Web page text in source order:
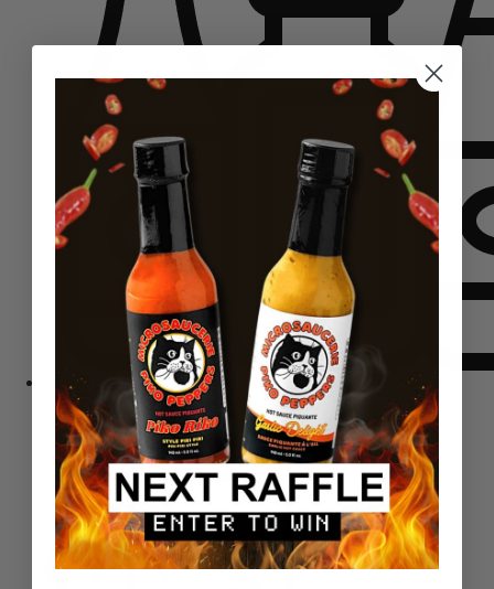
Komplekti